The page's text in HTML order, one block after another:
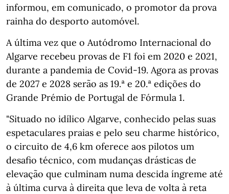
informou, em comunicado, o promotor da prova
rainha do desporto automóvel.
A última vez que o Autódromo Internacional do
Algarve recebeu provas de F1 foi em 2020 e 2021,
durante a pandemia de Covid-19. Agora as provas
de 2027 e 2028 serão as 19.ª e 20.ª edições do
Grande Prémio de Portugal de Fórmula 1.
"Situado no idílico Algarve, conhecido pelas suas
espetaculares praias e pelo seu charme histórico,
o circuito de 4,6 km oferece aos pilotos um
desafio técnico, com mudanças drásticas de
elevação que culminam numa descida íngreme até
à última curva à direita que leva de volta à reta